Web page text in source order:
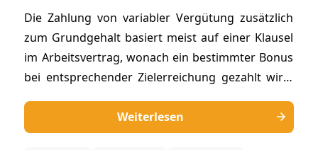
Die Zahlung von variabler Vergütung zusätzlich
zum Grundgehalt basiert meist auf einer Klausel
im Arbeitsvertrag, wonach ein bestimmter Bonus
bei entsprechender Zielerreichung gezahlt wird.
variable Vergütung zu erreichenden Ziele
regelmäßig definiert werden – entweder durch
Weiterlesen